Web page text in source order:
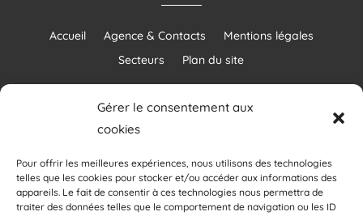
Gérer le consentement aux
cookies
Pour offrir les meilleures expériences, nous utilisons des technologies
telles que les cookies pour stocker et/ou accéder aux informations des
appareils. Le fait de consentir à ces technologies nous permettra de
traiter des données telles que le comportement de navigation ou les ID
Accueil Agence & Contacts
Mentions légales
Secteurs
Plan du site
RÉALISATION